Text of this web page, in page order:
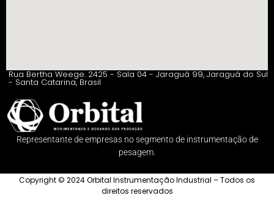
Rua Bertha Weege. 2425 - Sala 04 - Jaraguá 99, Jaraguá do Sul
- Santa Catarina, Brasil
Representante de empresas no segmento de instrumentação de
pesagem.
Copyright © 2024 Orbital Instrumentação Industrial – Todos os
direitos reservados